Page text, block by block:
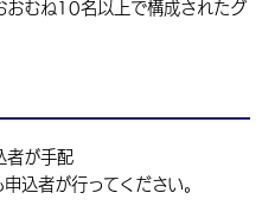
織案内
おむね10名以上で構成されたグ
者が手配
込者が行ってください。